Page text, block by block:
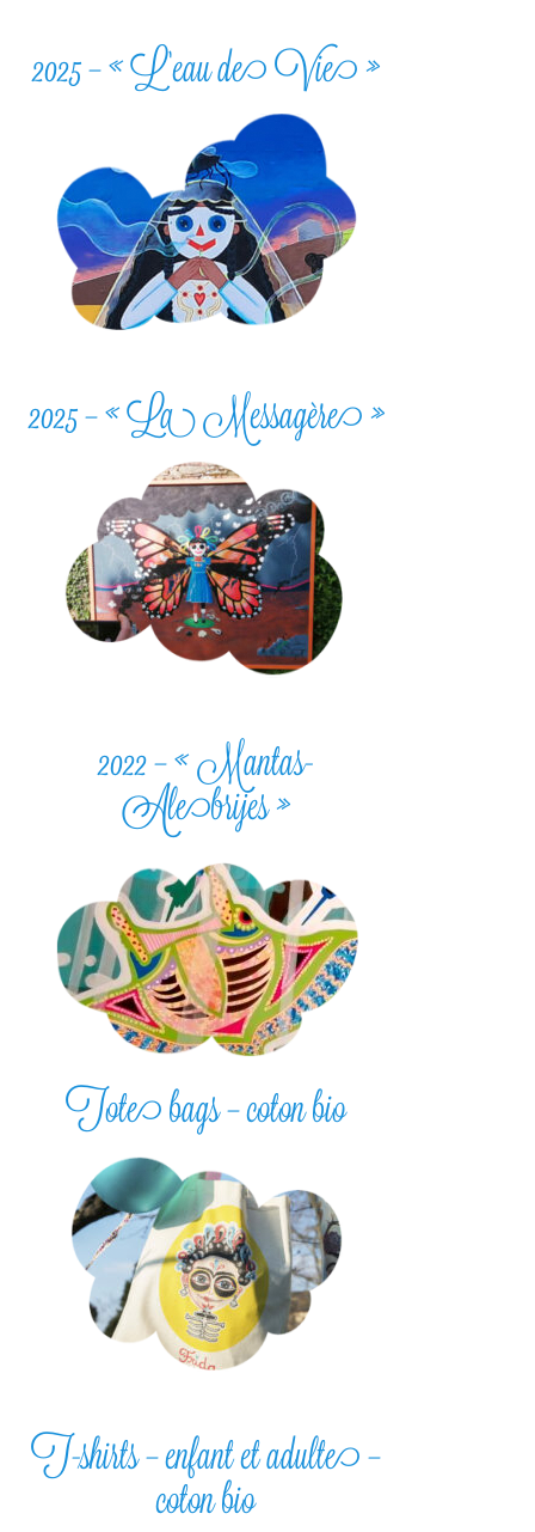
2025 – « L’eau de Vie »
2025 – « La Messagère »
2022 – « Mantas-
Alebrijes »
Tote bags – coton bio
T-shirts – enfant et adulte –
coton bio